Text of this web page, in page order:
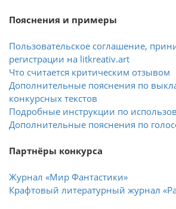
Пояснения и примеры
Пользовательское соглашение,
регистрации на litkreativ.art
Что считается критическим отзывом
Дополнительные пояснения по
конкурсных текстов
Подробные инструкции по
Дополнительные пояснения по
Партнёры конкурса
Журнал «Мир Фантастики»
Крафтовый литературный журнал